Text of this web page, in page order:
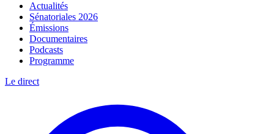
Actualités
Sénatoriales 2026
Émissions
Documentaires
Podcasts
Programme
Le direct